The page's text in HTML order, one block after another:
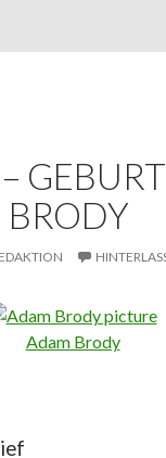
Adam Brody